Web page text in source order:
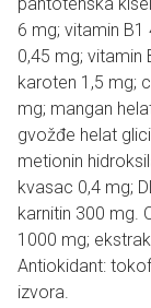
6 mg; vitamin B1
0,45 mg; vitamin
karoten 1,5 mg;
mg; mangan
gvožđe helat
metionin
kvasac 0,4 mg;
karnitin 300 mg.
1000 mg;
Antiokidant:
izvora.